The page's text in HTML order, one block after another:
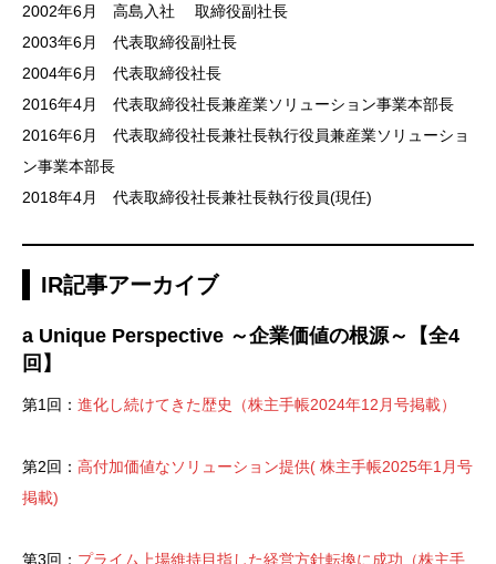
2002年6月 高島入社 取締役副社長
2003年6月 代表取締役副社長
2004年6月 代表取締役社長
2016年4月 代表取締役社長兼産業ソリューション事業本部長
2016年6月 代表取締役社長兼社長執行役員兼産業ソリューショ
ン事業本部長
2018年4月 代表取締役社長兼社長執行役員(現任)
IR記事アーカイブ
a Unique Perspective ～企業価値の根源～【全4
回】
第1回： 進化し続けてきた歴史（株主手帳2024年12月号掲載）
第2回： 高付加価値なソリューション提供( 株主手帳2025年1月号
掲載)
第3回： プライム上場維持目指した経営方針転換に成功（株主手